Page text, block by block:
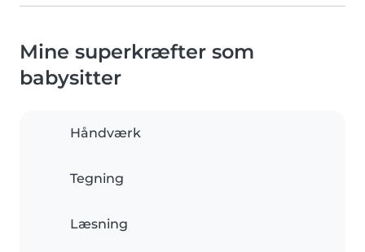
Mine superkræfter som
babysitter
Håndværk
Tegning
Læsning